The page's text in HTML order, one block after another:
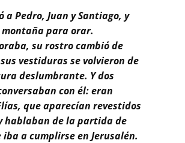
a Pedro, Juan y Santiago, y
para orar.
su rostro cambió de
vestiduras se volvieron de
deslumbrante. Y dos
con él: eran
que aparecían revestidos
hablaban de la partida de
iba a cumplirse en Jerusalén.